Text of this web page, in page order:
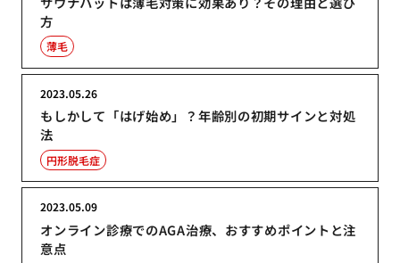
方
薄毛
もしかして「はげ始め」？年齢別の初期サインと対処
法
2023.05.26
円形脱毛症
オンライン診療でのAGA治療、おすすめポイントと注
意点
2023.05.09